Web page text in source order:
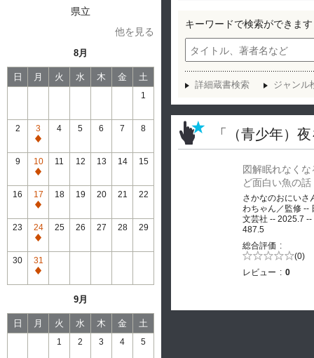
県立
他を見る
8月
日 月 火 水 木 金 土
1
2
3
通
常
休
館
4 5 6 7 8
9
10
通
常
休
館
11 12 13 14 15
16
17
通
常
休
館
18 19 20 21 22
23
24
通
常
休
館
25 26 27 28 29
30
31
通
館
9月
日 月 火 水 木 金 土
1 2 3 4 5
キーワードで検索ができます
詳細蔵書検索 ジャンル
「（青少年）
図解眠れなくな
ど面白い魚の話
さかなのおにいさ
わちゃん／監修 --
文芸社 -- 2025.7 --
487.5
総合評価
5段階評価の (0)
レビュー
0